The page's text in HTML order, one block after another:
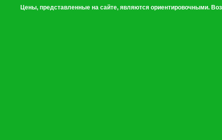
Цены, представленные на сайте, являются ориентировочными.